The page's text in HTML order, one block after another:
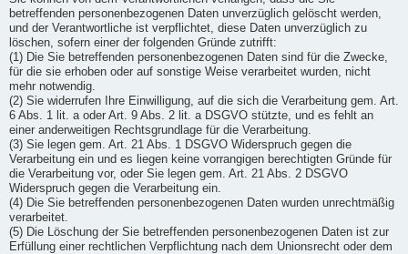
betreffenden personenbezogenen Daten unverzüglich gelöscht werden,
und der Verantwortliche ist verpflichtet, diese Daten unverzüglich zu
löschen, sofern einer der folgenden Gründe zutrifft:
(1) Die Sie betreffenden personenbezogenen Daten sind für die Zwecke,
für die sie erhoben oder auf sonstige Weise verarbeitet wurden, nicht
mehr notwendig.
(2) Sie widerrufen Ihre Einwilligung, auf die sich die Verarbeitung gem. Art.
6 Abs. 1 lit. a oder Art. 9 Abs. 2 lit. a DSGVO stützte, und es fehlt an
einer anderweitigen Rechtsgrundlage für die Verarbeitung.
(3) Sie legen gem. Art. 21 Abs. 1 DSGVO Widerspruch gegen die
Verarbeitung ein und es liegen keine vorrangigen berechtigten Gründe für
die Verarbeitung vor, oder Sie legen gem. Art. 21 Abs. 2 DSGVO
Widerspruch gegen die Verarbeitung ein.
(4) Die Sie betreffenden personenbezogenen Daten wurden unrechtmäßig
verarbeitet.
(5) Die Löschung der Sie betreffenden personenbezogenen Daten ist zur
Erfüllung einer rechtlichen Verpflichtung nach dem Unionsrecht oder dem